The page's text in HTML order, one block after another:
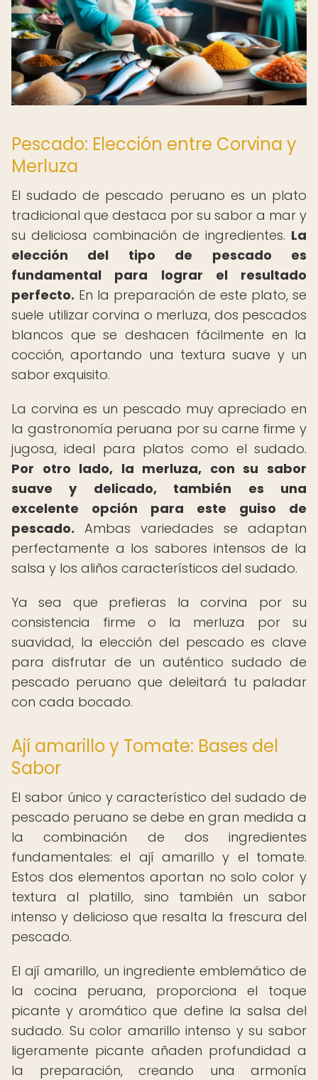
Pescado: Elección entre Corvina y
Merluza
El sudado de pescado peruano es un plato
tradicional que destaca por su sabor a mar y
su deliciosa combinación de ingredientes. La
elección del tipo de pescado es
fundamental para lograr el resultado
perfecto. En la preparación de este plato, se
suele utilizar corvina o merluza, dos pescados
blancos que se deshacen fácilmente en la
cocción, aportando una textura suave y un
sabor exquisito.
La corvina es un pescado muy apreciado en
la gastronomía peruana por su carne firme y
jugosa, ideal para platos como el sudado.
Por otro lado, la merluza, con su sabor
suave y delicado, también es una
excelente opción para este guiso de
pescado. Ambas variedades se adaptan
perfectamente a los sabores intensos de la
salsa y los aliños característicos del sudado.
Ya sea que prefieras la corvina por su
consistencia firme o la merluza por su
suavidad, la elección del pescado es clave
para disfrutar de un auténtico sudado de
pescado peruano que deleitará tu paladar
con cada bocado.
Ají amarillo y Tomate: Bases del
Sabor
El sabor único y característico del sudado de
pescado peruano se debe en gran medida a
la combinación de dos ingredientes
fundamentales: el ají amarillo y el tomate.
Estos dos elementos aportan no solo color y
textura al platillo, sino también un sabor
intenso y delicioso que resalta la frescura del
pescado.
El ají amarillo, un ingrediente emblemático de
la cocina peruana, proporciona el toque
picante y aromático que define la salsa del
sudado. Su color amarillo intenso y su sabor
ligeramente picante añaden profundidad a
la preparación, creando una armonía